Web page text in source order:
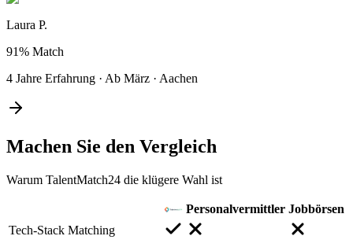
Laura P.
91% Match
4 Jahre Erfahrung · Ab März · Aachen
Machen Sie den Vergleich
Warum TalentMatch24 die klügere Wahl ist
Personalvermittler Jobbörsen
Tech-Stack Matching